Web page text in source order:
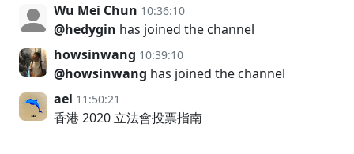
Wu Mei Chun 10:36:10
@hedygin has joined the channel
howsinwang 10:39:10
@howsinwang has joined the channel
ael 11:50:21
香港 2020 立法會投票指南